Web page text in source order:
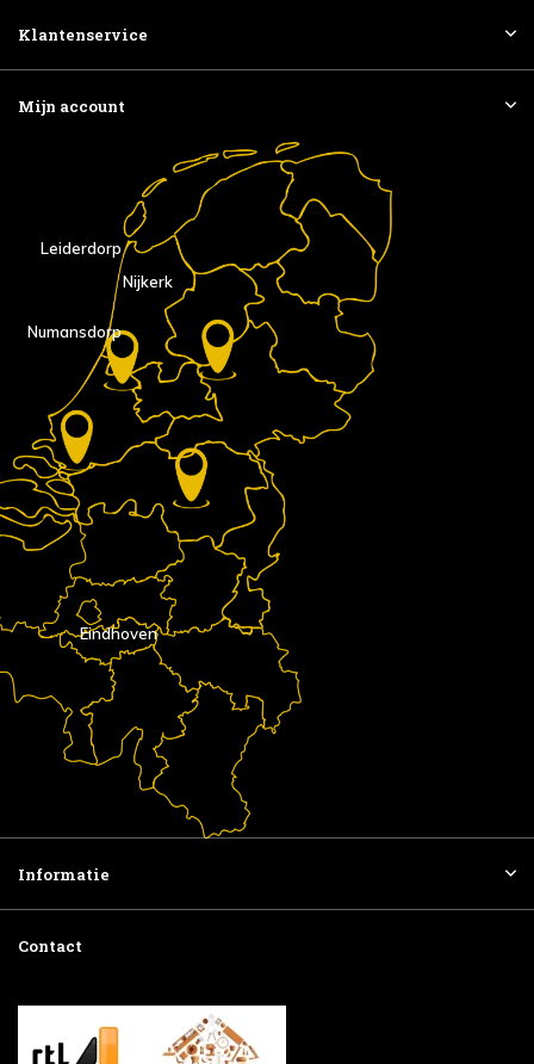
Klantenservice
Mijn account
Eindhoven
Nijkerk
Numansdorp
Leiderdorp
Informatie
Contact